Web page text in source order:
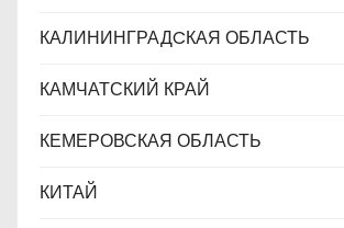
КАЛИНИНГРАДCКАЯ ОБЛАСТЬ
КАМЧАТСКИЙ КРАЙ
КЕМЕРОВСКАЯ ОБЛАСТЬ
КИТАЙ